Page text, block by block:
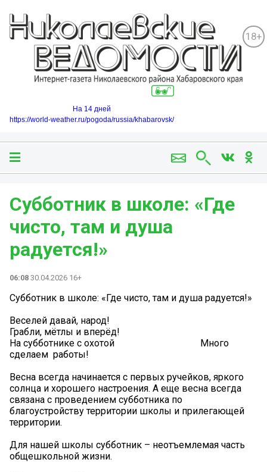
18+
На 14 дней
https://world-weather.ru/pogoda/russia/khabarovsk/
Субботник в школе: «Где
чисто, там и душа
радуется!»
06:08 30.04.2026 16+
Субботник в школе: «Где чисто, там и душа радуется!»
Веселей давай, народ!
Грабли, мётлы и вперёд!
На субботнике с охотой Много
сделаем работы!
Весна всегда начинается с первых ручейков, яркого
солнца и хорошего настроения. А еще весна всегда
связана с проведением субботника по
благоустройству территории школы и прилегающей
территории.
Для нашей школы субботник – неотъемлемая часть
общешкольной жизни.